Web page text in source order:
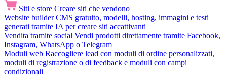
Siti e store Creare siti che vendono
Website builder CMS gratuito, modelli, hosting, immagini e testi
generati tramite IA per creare siti accattivanti
Vendita tramite social Vendi prodotti direttamente tramite Facebook,
Instagram, WhatsApp o Telegram
Moduli web Raccogliere lead con moduli di ordine personalizzati,
moduli di registrazione o di feedback e moduli con campi
condizionali